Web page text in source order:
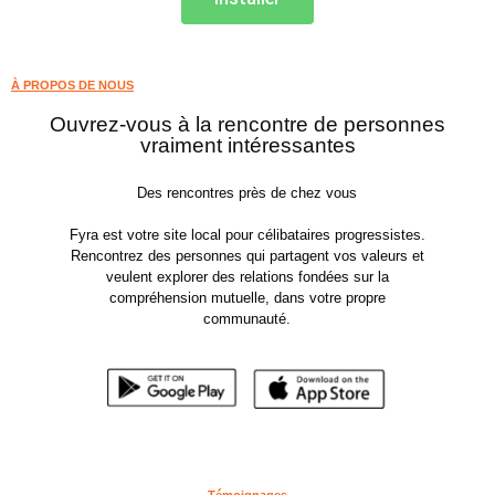
À PROPOS DE NOUS
Ouvrez-vous à la rencontre de personnes
vraiment intéressantes
Des rencontres près de chez vous
Fyra est votre site local pour célibataires progressistes.
Rencontrez des personnes qui partagent vos valeurs et
veulent explorer des relations fondées sur la
compréhension mutuelle, dans votre propre
communauté.